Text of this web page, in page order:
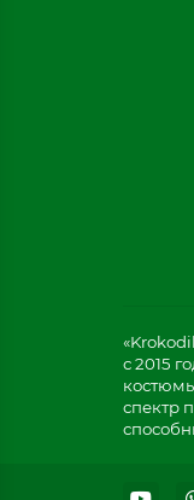
с 2015
спектр